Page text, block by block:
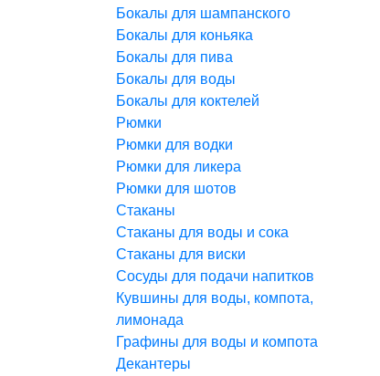
Бокалы для шампанского
Бокалы для коньяка
Бокалы для пива
Бокалы для воды
Бокалы для коктелей
Рюмки
Рюмки для водки
Рюмки для ликера
Рюмки для шотов
Стаканы
Стаканы для воды и сока
Стаканы для виски
Сосуды для подачи напитков
Кувшины для воды, компота,
лимонада
Графины для воды и компота
Декантеры